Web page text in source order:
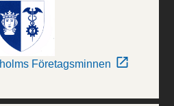
Företagsminnen